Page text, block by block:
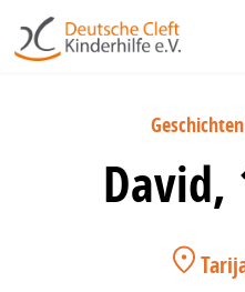
Geschichten
David,